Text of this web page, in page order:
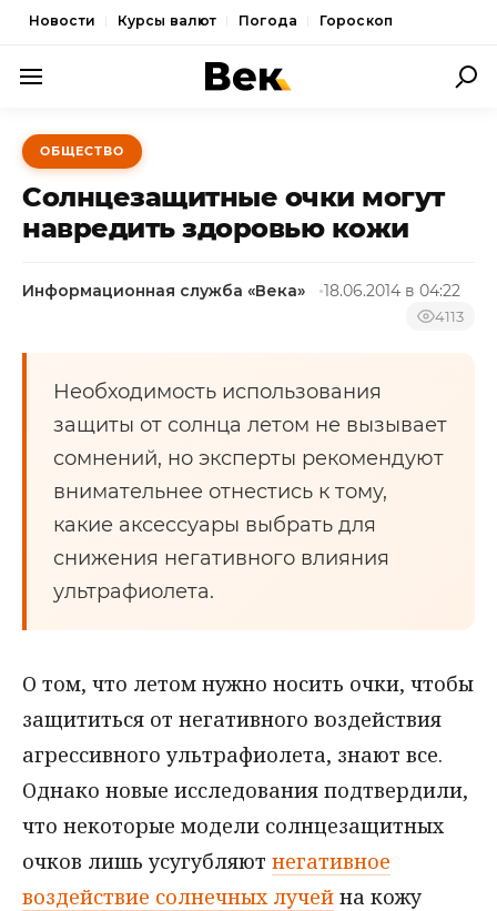
Новости Курсы валют Погода Гороскоп
ПОЛИТИКА
ЭКОНОМИКА
ОБЩЕСТВО
КУЛЬТУРА
НОВОСТИ
ОБЩЕСТВО
Солнцезащитные очки могут
навредить здоровью кожи
Информационная служба «Века» 18.06.2014 в 04:22
4113
Необходимость использования
защиты от солнца летом не вызывает
сомнений, но эксперты рекомендуют
внимательнее отнестись к тому,
какие аксессуары выбрать для
снижения негативного влияния
ультрафиолета.
О том, что летом нужно носить очки, чтобы
защититься от негативного воздействия
агрессивного ультрафиолета, знают все.
Однако новые исследования подтвердили,
что некоторые модели солнцезащитных
очков лишь усугубляют негативное
воздействие солнечных лучей на кожу